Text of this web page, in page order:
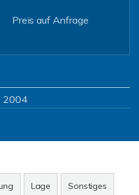
Preis auf Anfrage
2004
Lage Sonstiges